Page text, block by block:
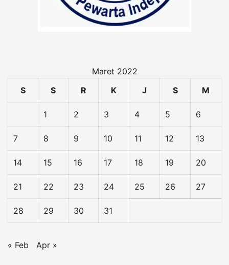
Maret 2022
S
S R K J S M
1 2 3 4 5 6
7 8 9 10 11 12 13
14 15 16 17 18 19 20
21 22 23 24 25 26 27
28 29 30 31
« Feb Apr »